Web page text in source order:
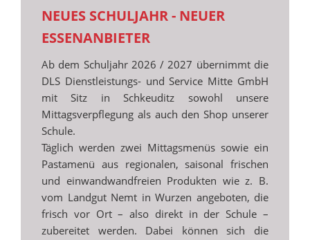
NEUES SCHULJAHR - NEUER
ESSENANBIETER
Ab dem Schuljahr 2026 / 2027 übernimmt die
DLS Dienstleistungs- und Service Mitte GmbH
mit Sitz in Schkeuditz sowohl unsere
Mittagsverpflegung als auch den Shop unserer
Schule.
Täglich werden zwei Mittagsmenüs sowie ein
Pastamenü aus regionalen, saisonal frischen
und einwandwandfreien Produkten wie z. B.
vom Landgut Nemt in Wurzen angeboten, die
frisch vor Ort – also direkt in der Schule –
zubereitet werden. Dabei können sich die